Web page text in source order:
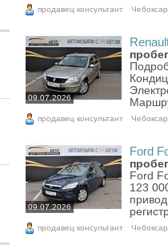
продавец консультант
09.07.2026
продавец консультант
09.07.2026
Ford
Ford
123
продавец консультант